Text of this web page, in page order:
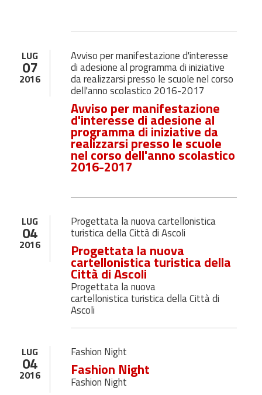
LUG
07
2016
Avviso per manifestazione d'interesse
di adesione al programma di iniziative
da realizzarsi presso le scuole nel corso
dell'anno scolastico 2016-2017
Avviso per manifestazione
d'interesse di adesione al
programma di iniziative da
realizzarsi presso le scuole
nel corso dell'anno scolastico
2016-2017
LUG
04
2016
Progettata la nuova cartellonistica
turistica della Città di Ascoli
Progettata la nuova
cartellonistica turistica della
Città di Ascoli
Progettata la nuova
cartellonistica turistica della Città di
Ascoli
LUG
04
2016
Fashion Night
Fashion Night
Fashion Night